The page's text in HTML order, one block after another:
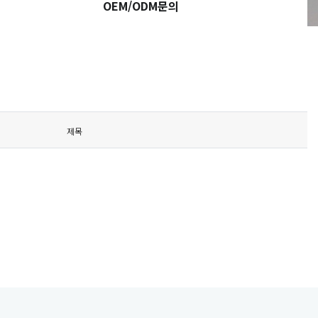
OEM/ODM문의
제목